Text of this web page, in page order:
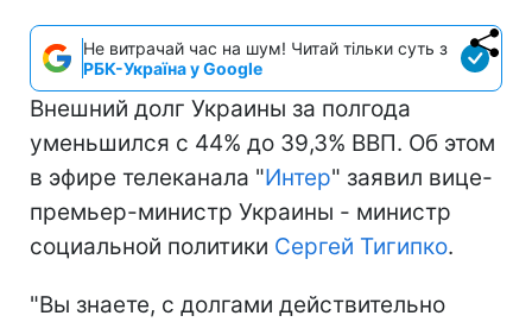
Не витрачай час на шум! Читай тільки суть з
РБК-Україна у Google
Внешний долг Украины за полгода
уменьшился с 44% до 39,3% ВВП. Об этом
в эфире телеканала "Интер" заявил вице-
премьер-министр Украины - министр
социальной политики Сергей Тигипко.
"Вы знаете, с долгами действительно